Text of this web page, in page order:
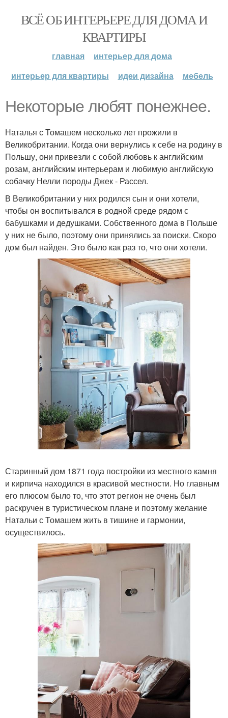
ВСЁ ОБ ИНТЕРЬЕРЕ ДЛЯ ДОМА И
КВАРТИРЫ
главная
интерьер для дома
интерьер для квартиры
идеи дизайна мебель
Некоторые любят понежнее.
Наталья с Томашем несколько лет прожили в
Великобритании. Когда они вернулись к себе на родину в
Польшу, они привезли с собой любовь к английским
розам, английским интерьерам и любимую английскую
собачку Нелли породы Джек - Рассел.
В Великобритании у них родился сын и они хотели,
чтобы он воспитывался в родной среде рядом с
бабушками и дедушками. Собственного дома в Польше
у них не было, поэтому они принялись за поиски. Скоро
дом был найден. Это было как раз то, что они хотели.
Старинный дом 1871 года постройки из местного камня
и кирпича находился в красивой местности. Но главным
его плюсом было то, что этот регион не очень был
раскручен в туристическом плане и поэтому желание
Натальи с Томашем жить в тишине и гармонии,
осуществилось.